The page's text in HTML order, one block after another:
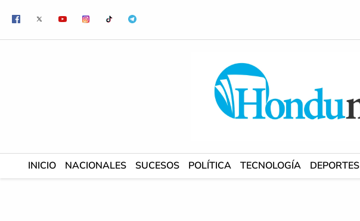
contenido
INICIO NACIONALES SUCESOS POLÍTICA TECNOLOGÍA DEPORTES